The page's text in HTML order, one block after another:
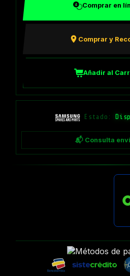
Comprar en
Comprar y
Añadir al
Estado:
📬 Consulta